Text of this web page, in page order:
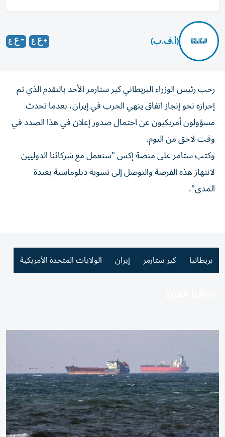
(أ.ف.ب)
رحب رئيس الوزراء البريطاني كير ستارمر الأحد بالتقدم الذي تم
إحرازه نحو إنجاز اتفاق ينهي الحرب في إيران، بعدما تحدث
مسؤولون أمريكيون عن احتمال صدور إعلان في هذا الصدد في
وقت لاحق من اليوم.
وكتب ستامر على منصة إكس "سنعمل مع شركائنا الدوليين
لانتهاز هذه الفرصة والتوصل إلى تسوية دبلوماسية بعيدة
المدى".
بريطانيا كير ستارمر إيران الولايات المتحدة الأمريكية